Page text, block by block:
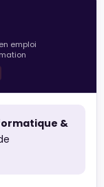
emploi
&